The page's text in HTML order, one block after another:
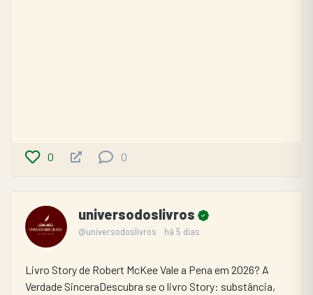
0 0
universodoslivros
@universodoslivros há 5 dias
Livro Story de Robert McKee Vale a Pena em 2026? A
Verdade SinceraDescubra se o livro Story: substância,